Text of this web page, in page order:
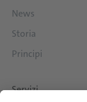
News
Storia
Principi
Servizi